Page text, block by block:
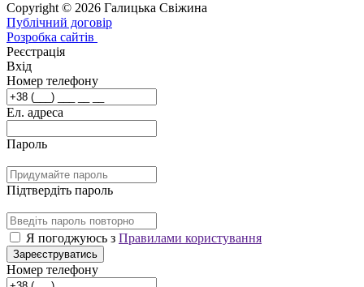
Copyright © 2026 Галицька Свіжина
Публічний договір
Розробка сайтів
Реєстрація
Вхід
Номер телефону
Ел. адреса
Пароль
Підтвердіть пароль
Я погоджуюсь з Правилами користування
Зареєструватись
Номер телефону